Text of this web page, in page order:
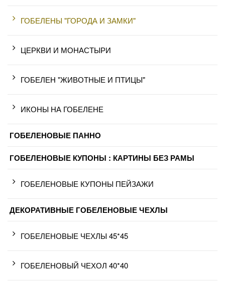
ГОБЕЛЕНЫ "ГОРОДА И ЗАМКИ"
ЦЕРКВИ И МОНАСТЫРИ
ГОБЕЛЕН "ЖИВОТНЫЕ И ПТИЦЫ"
ИКОНЫ НА ГОБЕЛЕНЕ
ГОБЕЛЕНОВЫЕ ПАННО
ГОБЕЛЕНОВЫЕ КУПОНЫ : КАРТИНЫ БЕЗ РАМЫ
ГОБЕЛЕНОВЫЕ КУПОНЫ ПЕЙЗАЖИ
ДЕКОРАТИВНЫЕ ГОБЕЛЕНОВЫЕ ЧЕХЛЫ
ГОБЕЛЕНОВЫЕ ЧЕХЛЫ 45*45
ГОБЕЛЕНОВЫЙ ЧЕХОЛ 40*40